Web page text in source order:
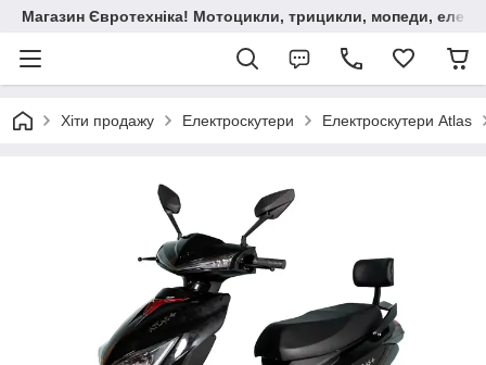
Магазин Євротехніка! Мотоцикли, трицикли, мопеди,
Хіти продажу Електроскутери Електроскутери Atlas